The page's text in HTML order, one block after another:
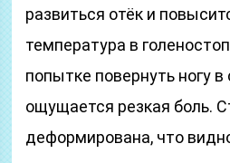
развиться отёк и
температура в
попытке повернуть ногу в
ощущается резкая боль.
деформирована, что